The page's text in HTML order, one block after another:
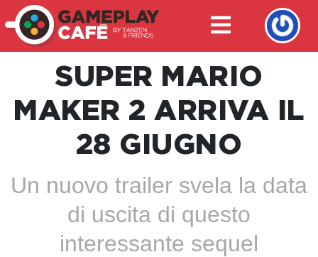
SUPER MARIO
MAKER 2 ARRIVA IL
28 GIUGNO
Un nuovo trailer svela la data
di uscita di questo
interessante sequel